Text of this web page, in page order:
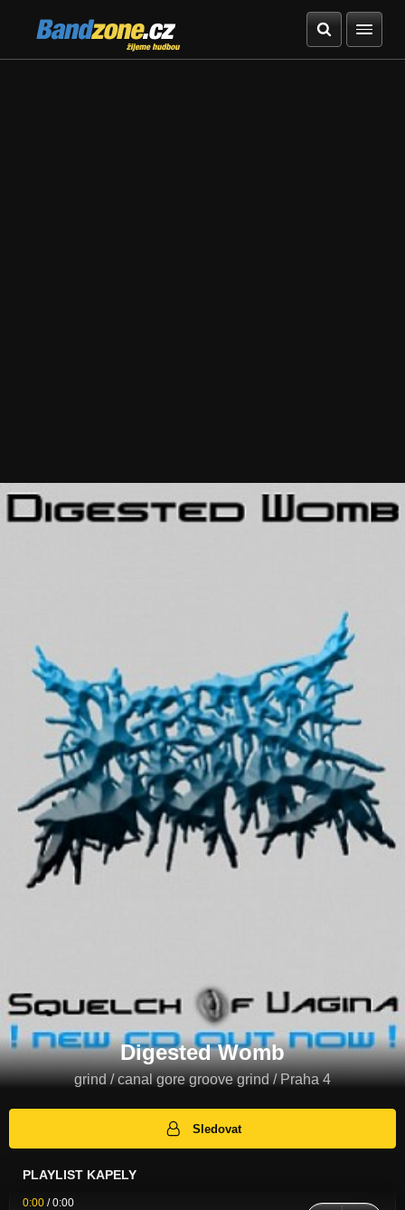
Bandzone.cz
žijeme hudbou
Digested Womb
grind / canal gore groove grind / Praha 4
Sledovat
PLAYLIST KAPELY
0:00 /0:00